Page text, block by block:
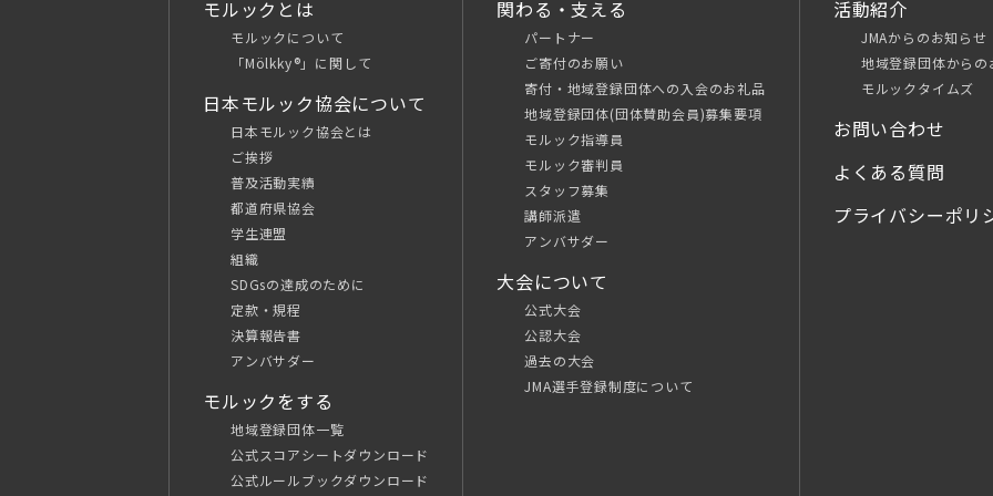
モルックとは
モルックについて
「Mölkky®」に関して
日本モルック協会について
日本モルック協会とは
ご挨拶
普及活動実績
都道府県協会
学生連盟
組織
SDGsの達成のために
定款・規程
決算報告書
アンバサダー
モルックをする
地域登録団体一覧
公式スコアシートダウンロード
公式ルールブックダウンロード
関わる・支える
パートナー
ご寄付のお願い
寄付・地域登録団体への入会のお礼品
地域登録団体(団体賛助会員)募集要項
モルック指導員
モルック審判員
スタッフ募集
講師派遣
アンバサダー
大会について
公式大会
公認大会
過去の大会
JMA選手登録制度について
活動紹介
JMAからのお知らせ
地域登録団体からの
モルックタイムズ
お問い合わせ
よくある質問
プライバシーポリ